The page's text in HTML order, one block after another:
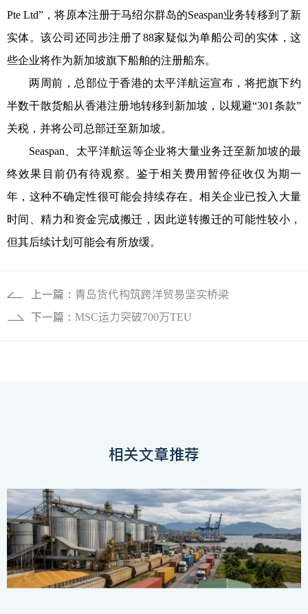
Pte Ltd”，将原本注册于马绍尔群岛的Seaspan业务转移到了新
实体。该公司还同步注册了88家疑似为单船公司的实体，这
些企业将作为新加坡旗下船舶的注册船东。
两周前，总部位于香港的太平洋航运宣布，将把旗下约
半数干散货船从香港注册地转移到新加坡，以规避“301条款”
关税，并将公司总部迁至新加坡。
Seaspan、太平洋航运等企业将大量业务迁至新加坡的最
终效果目前仍有待观察。鉴于相关费用暂停征收仅为期一
年，这种不确定性很可能会持续存在。相关企业已投入大量
时间、精力和资金完成搬迁，因此逆转搬迁的可能性较小，
但其后续计划可能会有所放缓。
上一篇： 青岛货代构筑跨洋贸易坚实桥梁
下一篇： MSC运力突破700万TEU
相关文章推荐